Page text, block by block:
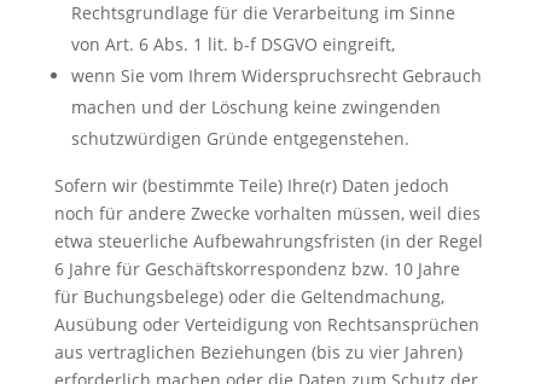
Rechtsgrundlage für die Verarbeitung im Sinne
von Art. 6 Abs. 1 lit. b-f DSGVO eingreift,
wenn Sie vom Ihrem Widerspruchsrecht Gebrauch
machen und der Löschung keine zwingenden
schutzwürdigen Gründe entgegenstehen.
Sofern wir (bestimmte Teile) Ihre(r) Daten jedoch
noch für andere Zwecke vorhalten müssen, weil dies
etwa steuerliche Aufbewahrungsfristen (in der Regel
6 Jahre für Geschäftskorrespondenz bzw. 10 Jahre
für Buchungsbelege) oder die Geltendmachung,
Ausübung oder Verteidigung von Rechtsansprüchen
aus vertraglichen Beziehungen (bis zu vier Jahren)